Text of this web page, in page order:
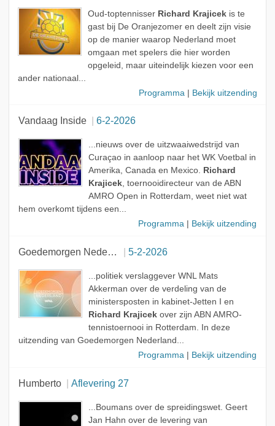
Onderwerp
Deskundige
Oud-toptennisser Richard Krajicekis te
gast bij De Oranjezomer en deelt zijn visie
op de manier waarop Nederland moet
omgaan met spelers die hier worden
opgeleid, maar uiteindelijk kiezen voor een
ander nationaal...
Programma
Bekijk uitzending
Vandaag Inside 6-2-2026
...nieuws over de uitzwaaiwedstrijd van
Curaçao in aanloop naar het WK Voetbal in
Amerika, Canada en Mexico. Richard
Krajicek, toernooidirecteur van de ABN
AMRO Open in Rotterdam, weet niet wat
hem overkomt tijdens een...
Programma
Bekijk uitzending
Goedemorgen Nederland 5-2-2026
...politiek verslaggever WNL Mats
Akkerman over de verdeling van de
ministersposten in kabinet-Jetten I en
Richard Krajicekover zijn ABN AMRO-
tennistoernooi in Rotterdam. In deze
uitzending van Goedemorgen Nederland...
Programma
Bekijk uitzending
Humberto Aflevering 27
...Boumans over de spreidingswet. Geert
Jan Hahn over de levering van